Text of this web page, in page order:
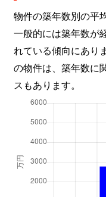
物件の築年数別の平
一般的には築年数が
れている傾向にあり
の物件は、築年数に
スもあります。